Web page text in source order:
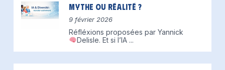
mythe ou réalité ?
9 février 2026
Réfléxions proposées par Yannick
Delisle. Et si l’IA ...